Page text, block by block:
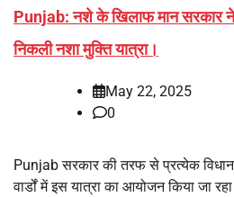
Punjab: नशे के खिलाफ मान सरकार
निकली नशा मुक्ति यात्रा।
May 22, 2025
0
Punjab सरकार की तरफ से प्रत्येक
वार्डों में इस यात्रा का आयोजन किया जा